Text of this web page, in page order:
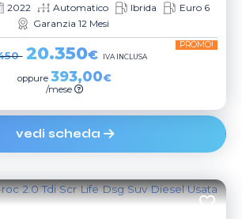
2022 Automatico Ibrida
Euro 6
Garanzia 12 Mesi
20.350€
PROMO!
IVA INCLUSA
oppure393,00€
/mese
vedi scheda